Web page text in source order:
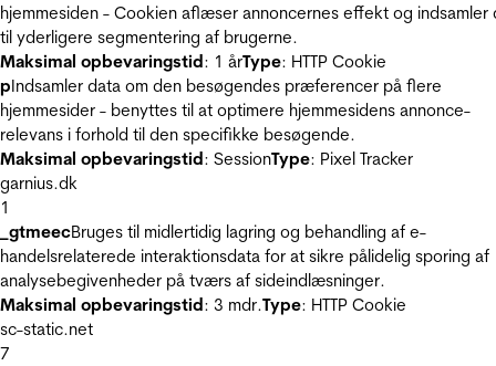
hjemmesiden - Cookien aflæser annoncernes effekt og indsamler
til yderligere segmentering af brugerne.
Maksimal opbevaringstid: 1 årType: HTTP Cookie
pIndsamler data om den besøgendes præferencer på flere
hjemmesider - benyttes til at optimere hjemmesidens annonce-
relevans i forhold til den specifikke besøgende.
Maksimal opbevaringstid: SessionType: Pixel Tracker
garnius.dk
1
_gtmeecBruges til midlertidig lagring og behandling af e-
handelsrelaterede interaktionsdata for at sikre pålidelig sporing af
analysebegivenheder på tværs af sideindlæsninger.
Maksimal opbevaringstid: 3 mdr.Type: HTTP Cookie
sc-static.net
7